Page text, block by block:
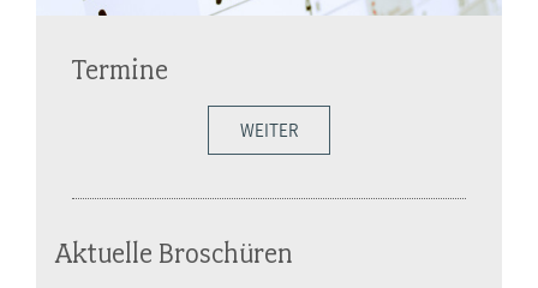
Termine
WEITER
Aktuelle Broschüren